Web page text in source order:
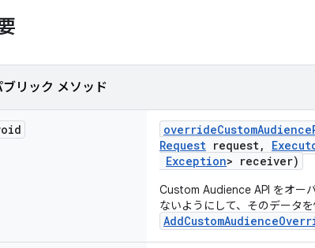
ブリック メソッド
overrideCustomAudience
Request request,
Exception> receiver)
Custom Audience API をオー
ないようにして、そのデータを